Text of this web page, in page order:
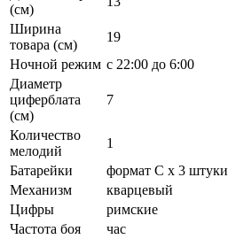
(см)
Ширина
товара (см)
19
Ночной режим с 22:00 до 6:00
Диаметр
циферблата
(см)
7
Количество
мелодий
1
Батарейки
формат С х 3 штуки
Механизм
кварцевый
Цифры
римские
Частота боя
час